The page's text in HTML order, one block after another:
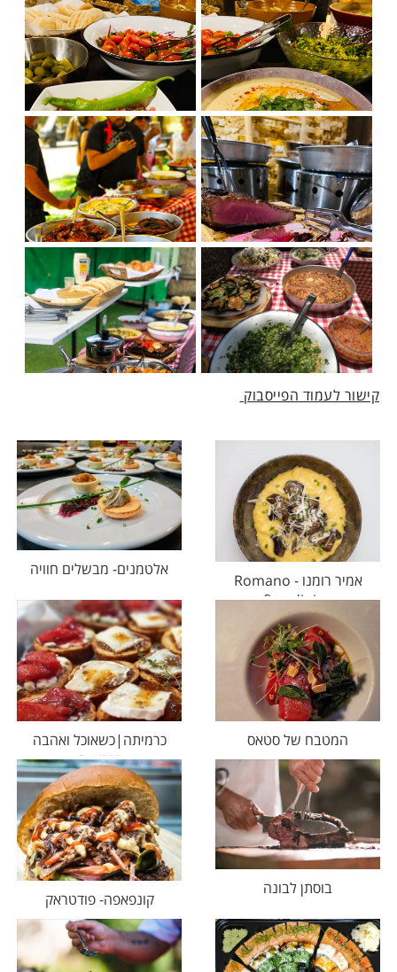
קישור לעמוד הפייסבוק
אמיר רומנו - Romano
fine dining
אלטמנים- מבשלים חוויה
המטבח של סטאס
כרמיתה|כשאוכל ואהבה
נפגשים
בוסתן לבונה
קונפאפה- פודטראק